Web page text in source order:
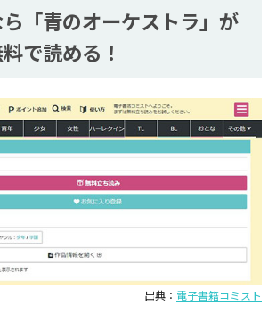
「青のオーケストラ」が
で読める！
出典： 電子書籍コミスト